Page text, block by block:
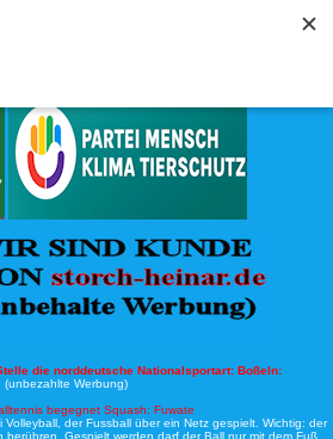
die norddeutsche Nationalsportart: Boßeln:
(unbezahlte Werbung)
begegnet Squash: Fuwate
Volleyball, der Fussball über ein Netz gespielt. Wichtig: der